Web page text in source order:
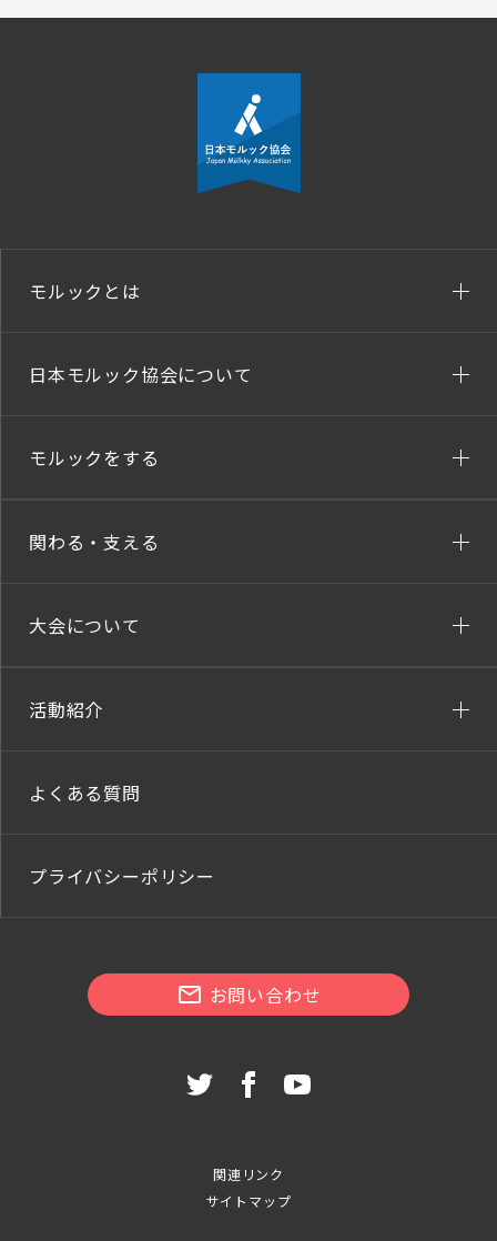
モルックとは
日本モルック協会について
モルックをする
関わる・支える
大会について
活動紹介
よくある質問
プライバシーポリシー
お問い合わせ
関連リンク
サイトマップ